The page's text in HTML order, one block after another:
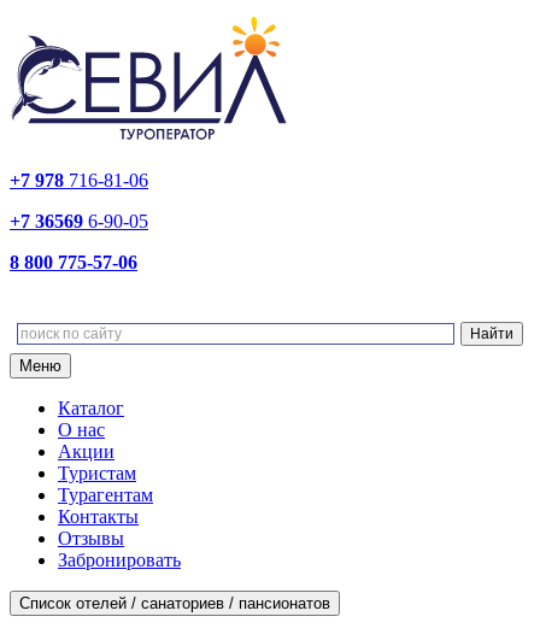
+7 978 716-81-06
+7 36569 6-90-05
8 800 775-57-06
Меню
Каталог
О нас
Акции
Туристам
Турагентам
Контакты
Отзывы
Забронировать
Список отелей / санаториев / пансионатов